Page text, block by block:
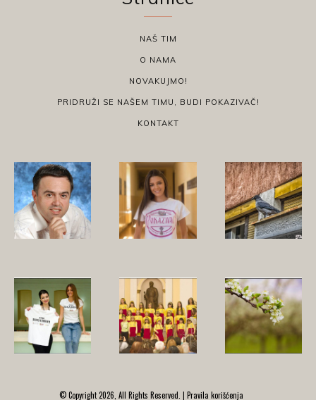
NAŠ TIM
O NAMA
NOVAKUJMO!
PRIDRUŽI SE NAŠEM TIMU, BUDI POKAZIVAČ!
KONTAKT
© Copyright 2026, All Rights Reserved. | Pravila korišćenja